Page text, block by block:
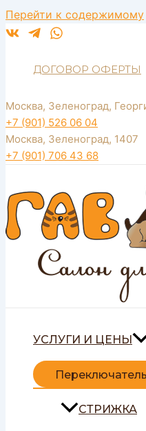
Перейти к содержимому
ДОГОВОР ОФЕРТЫ
Москва, Зеленоград,
+7 (901) 526 06 04
Москва, Зеленоград, 1407
+7 (901) 706 43 68
УСЛУГИ И ЦЕНЫ
СТРИЖКА